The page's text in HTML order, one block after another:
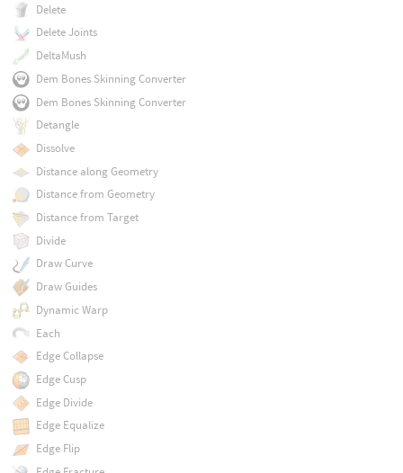
Delete
Delete Joints
DeltaMush
Dem Bones Skinning Converter
Dem Bones Skinning Converter
Detangle
Dissolve
Distance along Geometry
Distance from Geometry
Distance from Target
Divide
Draw Curve
Draw Guides
Dynamic Warp
Each
Edge Collapse
Edge Cusp
Edge Divide
Edge Equalize
Edge Flip